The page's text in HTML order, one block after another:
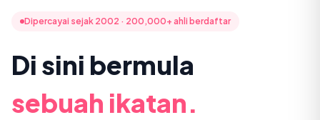
Dipercayai sejak 2002 · 200,000+ ahli berdaftar
Di sini bermula
sebuah ikatan.